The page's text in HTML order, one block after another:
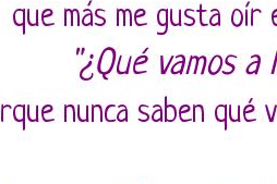
que más me gusta oír
"¿Qué vamos
nunca saben qué